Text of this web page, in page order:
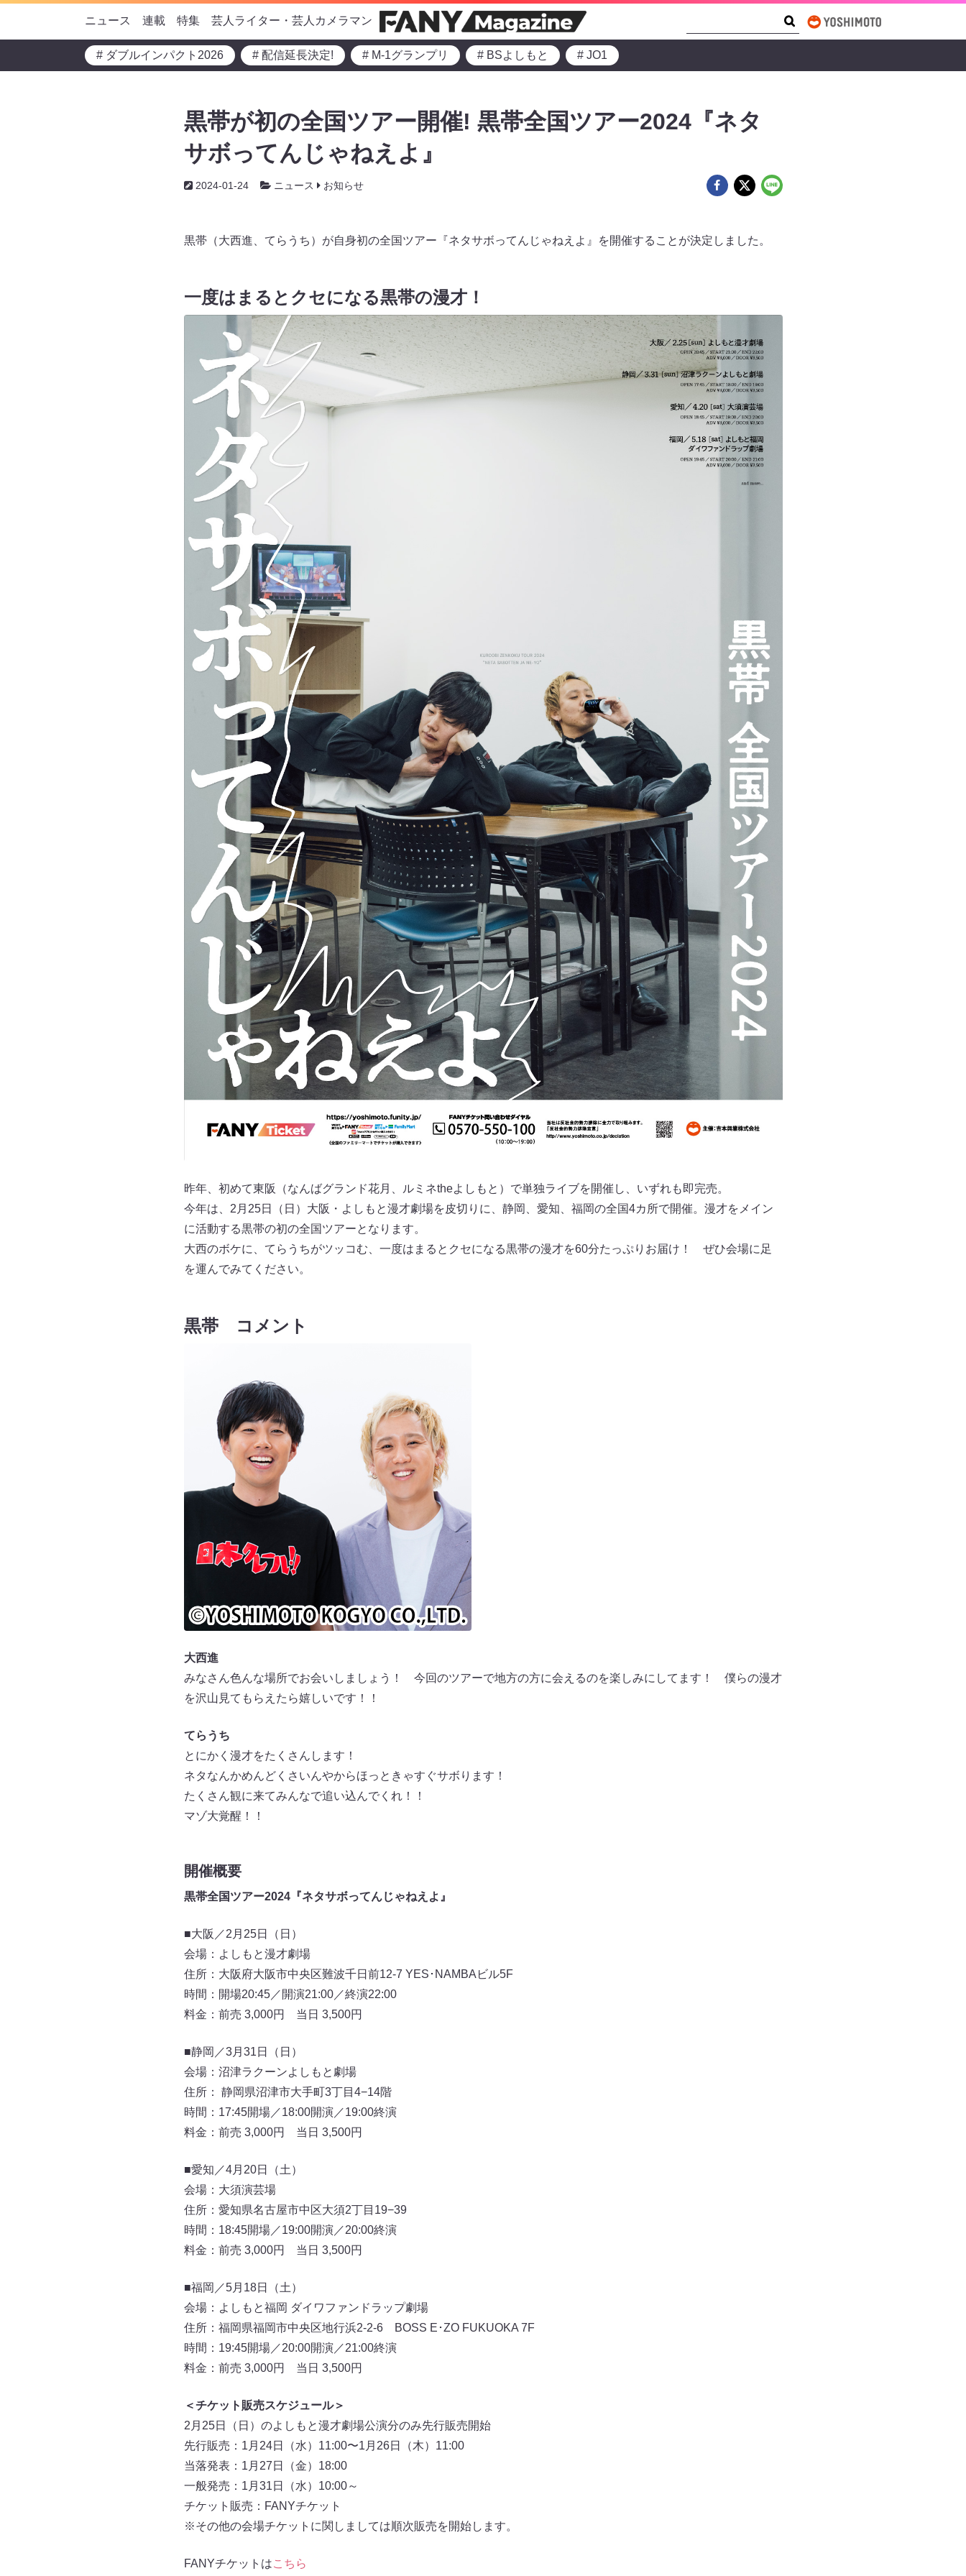
ニュース 連載 特集 芸人ライター・芸人カメラマン
# ダブルインパクト2026 # 配信延長決定! # M-1グランプリ # BSよしもと # JO1
黒帯が初の全国ツアー開催! 黒帯全国ツアー2024『ネタ
サボってんじゃねえよ』
2024-01-24 ニュース お知らせ
黒帯（大西進、てらうち）が自身初の全国ツアー『ネタサボってんじゃねえよ』を開催することが決定しました。
一度はまるとクセになる黒帯の漫才！
昨年、初めて東阪（なんばグランド花月、ルミネtheよしもと）で単独ライブを開催し、いずれも即完売。
今年は、2月25日（日）大阪・よしもと漫才劇場を皮切りに、静岡、愛知、福岡の全国4カ所で開催。漫才をメイン
に活動する黒帯の初の全国ツアーとなります。
大西のボケに、てらうちがツッコむ、一度はまるとクセになる黒帯の漫才を60分たっぷりお届け！ ぜひ会場に足
を運んでみてください。
黒帯 コメント
大西進
みなさん色んな場所でお会いしましょう！ 今回のツアーで地方の方に会えるのを楽しみにしてます！ 僕らの漫才
を沢山見てもらえたら嬉しいです！！
てらうち
とにかく漫才をたくさんします！
ネタなんかめんどくさいんやからほっときゃすぐサボります！
たくさん観に来てみんなで追い込んでくれ！！
マゾ大覚醒！！
開催概要
黒帯全国ツアー2024『ネタサボってんじゃねえよ』
■大阪／2月25日（日）
会場：よしもと漫才劇場
住所：大阪府大阪市中央区難波千日前12-7 YES･NAMBAビル5F
時間：開場20:45／開演21:00／終演22:00
料金：前売 3,000円 当日 3,500円
■静岡／3月31日（日）
会場：沼津ラクーンよしもと劇場
住所： 静岡県沼津市大手町3丁目4−14階
時間：17:45開場／18:00開演／19:00終演
料金：前売 3,000円 当日 3,500円
■愛知／4月20日（土）
会場：大須演芸場
住所：愛知県名古屋市中区大須2丁目19−39
時間：18:45開場／19:00開演／20:00終演
料金：前売 3,000円 当日 3,500円
■福岡／5月18日（土）
会場：よしもと福岡 ダイワファンドラップ劇場
住所：福岡県福岡市中央区地行浜2-2-6 BOSS E･ZO FUKUOKA 7F
時間：19:45開場／20:00開演／21:00終演
料金：前売 3,000円 当日 3,500円
＜チケット販売スケジュール＞
2月25日（日）のよしもと漫才劇場公演分のみ先行販売開始
先行販売：1月24日（水）11:00〜1月26日（木）11:00
当落発表：1月27日（金）18:00
一般発売：1月31日（水）10:00～
チケット販売：FANYチケット
※その他の会場チケットに関しましては順次販売を開始します。
FANYチケットはこちら